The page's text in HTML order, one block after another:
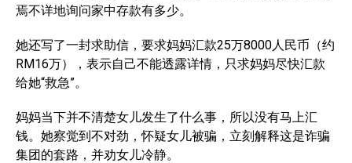
焉不详地询问家中存款有多少。
她还写了一封求助信，要求妈妈汇款25万8000人民币（约
RM16万），表示自己不能透露详情，只求妈妈尽快汇款
给她“救急”。
妈妈当下并不清楚女儿发生了什么事，所以没有马上汇
钱。她察觉到不对劲，怀疑女儿被骗，立刻解释这是诈骗
集团的套路，并劝女儿冷静。